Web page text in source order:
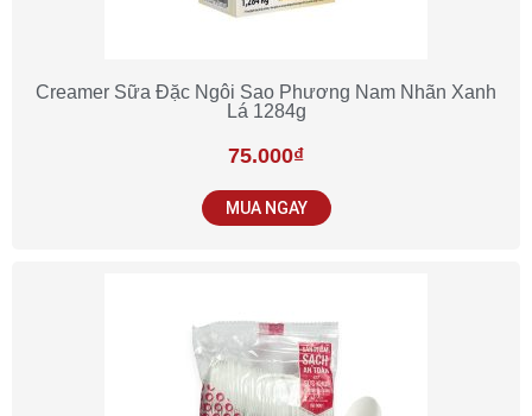
Creamer Sữa Đặc Ngôi Sao Phương Nam Nhãn Xanh
Lá 1284g
75.000₫
MUA NGAY